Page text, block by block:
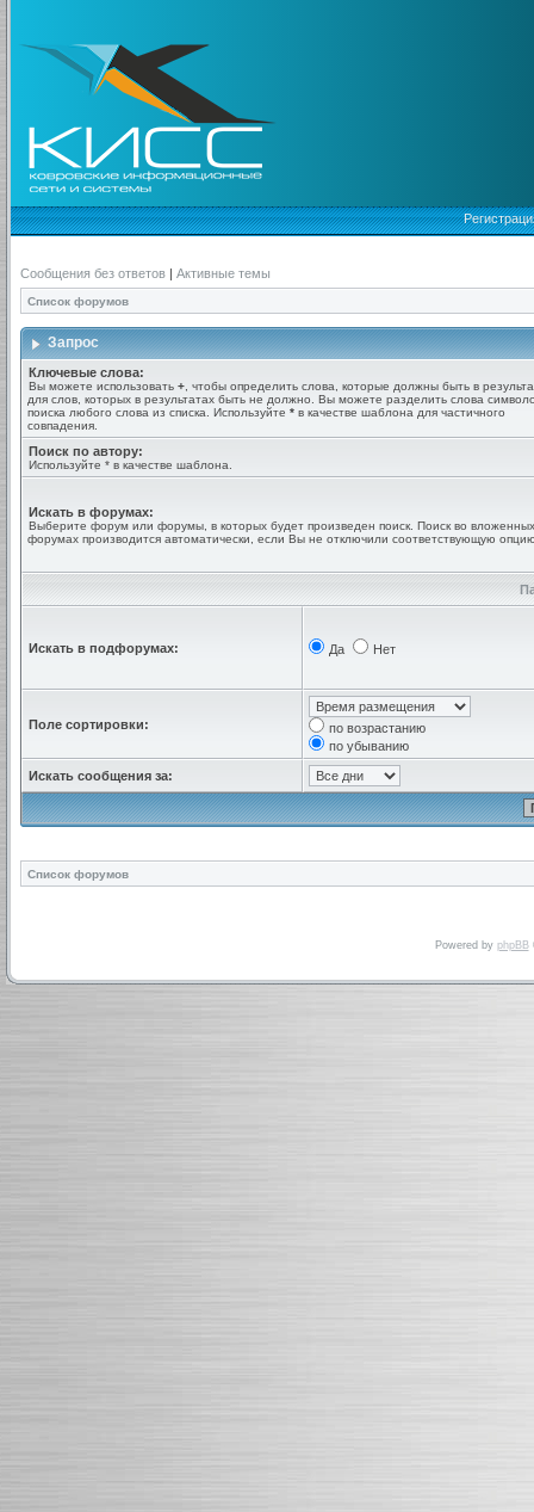
Сообщения без ответов | Активные темы
Список форумов
Запрос
Ключевые слова:
Вы можете использовать + , чтобы определить слова, которые должны быть в
для слов, которых в результатах быть не должно. Вы можете разделить слова
поиска любого слова из списка. Используйте * в качестве шаблона для частичного
совпадения.
Поиск по автору:
Используйте * в качестве шаблона.
Искать в форумах:
Выберите форум или форумы, в которых будет произведен поиск. Поиск во вложенных
форумах производится автоматически, если Вы не отключили соответствующую
Искать в подфорумах: Да Нет
Поле сортировки:
по возрастанию
по убыванию
Искать сообщения за:
Список форумов
Powered by phpBB